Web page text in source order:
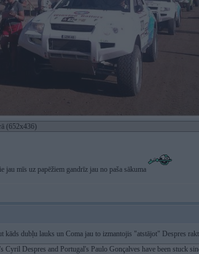
(652x436)
jau mīs uz papēžiem gandrīz jau no paša sākuma
kāds dubļu lauks un Coma jau to izmantojis "atstājot" Despres
Cyril Despres and Portugal's Paulo Gonçalves have been stuck